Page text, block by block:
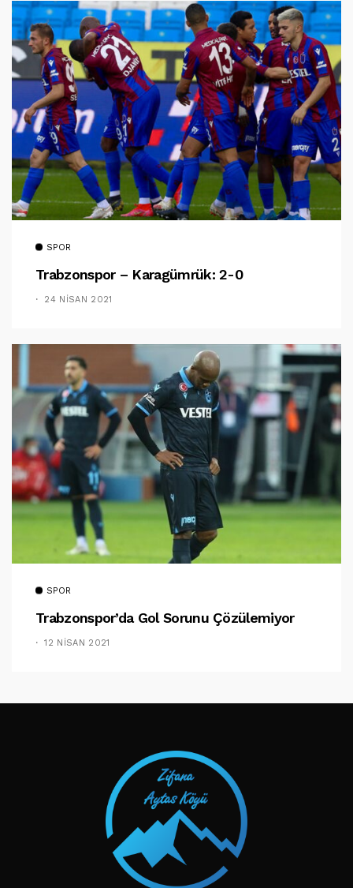
SPOR
Trabzonspor – Karagümrük: 2-0
24 NISAN 2021
SPOR
Trabzonspor’da Gol Sorunu Çözülemiyor
12 NISAN 2021
TAKIP ET